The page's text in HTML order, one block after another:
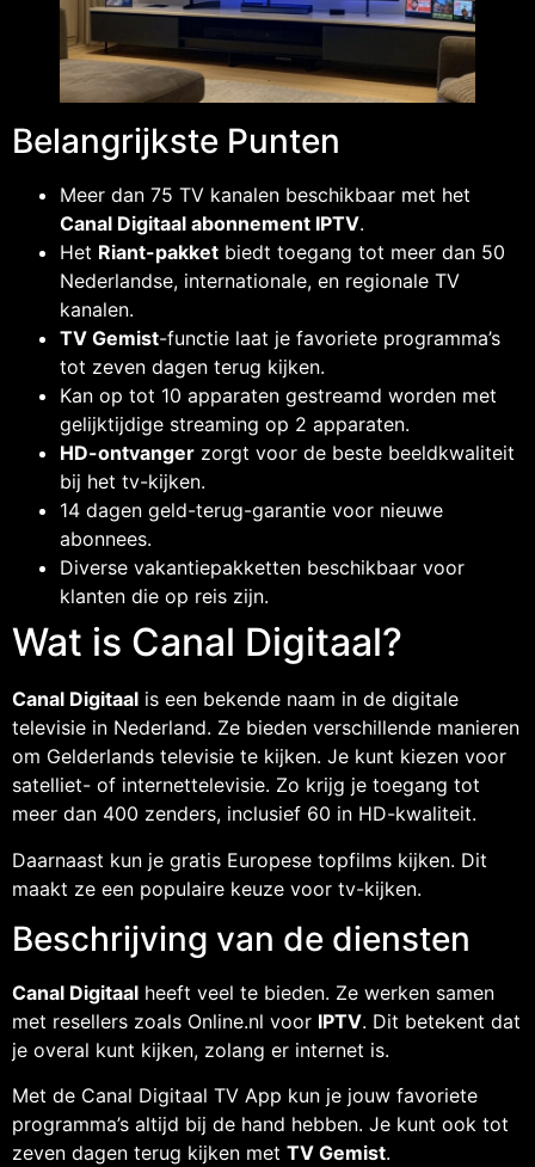
Belangrijkste Punten
Meer dan 75 TV kanalen beschikbaar met het
Canal Digitaal abonnement IPTV.
Het Riant-pakket biedt toegang tot meer dan 50
Nederlandse, internationale, en regionale TV
kanalen.
TV Gemist-functie laat je favoriete programma’s
tot zeven dagen terug kijken.
Kan op tot 10 apparaten gestreamd worden met
gelijktijdige streaming op 2 apparaten.
HD-ontvanger zorgt voor de beste beeldkwaliteit
bij het tv-kijken.
14 dagen geld-terug-garantie voor nieuwe
abonnees.
Diverse vakantiepakketten beschikbaar voor
klanten die op reis zijn.
Wat is Canal Digitaal?
Canal Digitaal is een bekende naam in de digitale
televisie in Nederland. Ze bieden verschillende manieren
om Gelderlands televisie te kijken. Je kunt kiezen voor
satelliet- of internettelevisie. Zo krijg je toegang tot
meer dan 400 zenders, inclusief 60 in HD-kwaliteit.
Daarnaast kun je gratis Europese topfilms kijken. Dit
maakt ze een populaire keuze voor tv-kijken.
Beschrijving van de diensten
Canal Digitaal heeft veel te bieden. Ze werken samen
met resellers zoals Online.nl voor IPTV. Dit betekent dat
je overal kunt kijken, zolang er internet is.
Met de Canal Digitaal TV App kun je jouw favoriete
programma’s altijd bij de hand hebben. Je kunt ook tot
zeven dagen terug kijken met TV Gemist.